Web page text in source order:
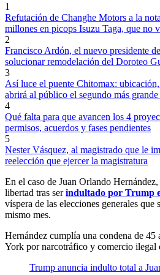
1
Refutación de Changhe Motors a la
millones en picops Isuzu Taga, que no
2
Francisco Ardón, el nuevo presidente
solucionar remodelación del Doroteo
3
Así luce el puente Chitomax:
abrirá al público el segundo más
4
Qué falta para que avancen los 4
permisos, acuerdos y fases pendientes
5
Nester Vásquez, al magistrado que le
reelección que ejercer la magistratura
En el caso de Juan Orlando
libertad tras serindultado por Trump
víspera de las elecciones generales que
mismo mes.
Hernández cumplía una condena de 45
York por narcotráfico y comercio ilegal
Trump anuncia indulto total a